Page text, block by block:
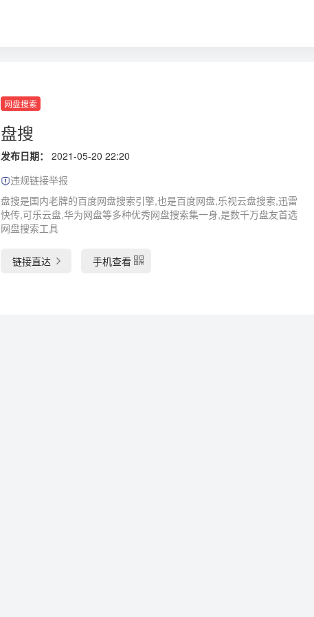
网盘搜索
盘搜
发布日期：
2021-05-20 22:20
违规链接举报
盘搜是国内老牌的百度网盘搜索引擎,也是百度网盘,乐视云盘搜索,迅雷
快传,可乐云盘,华为网盘等多种优秀网盘搜索集一身,是数千万盘友首选
网盘搜索工具
链接直达 手机查看